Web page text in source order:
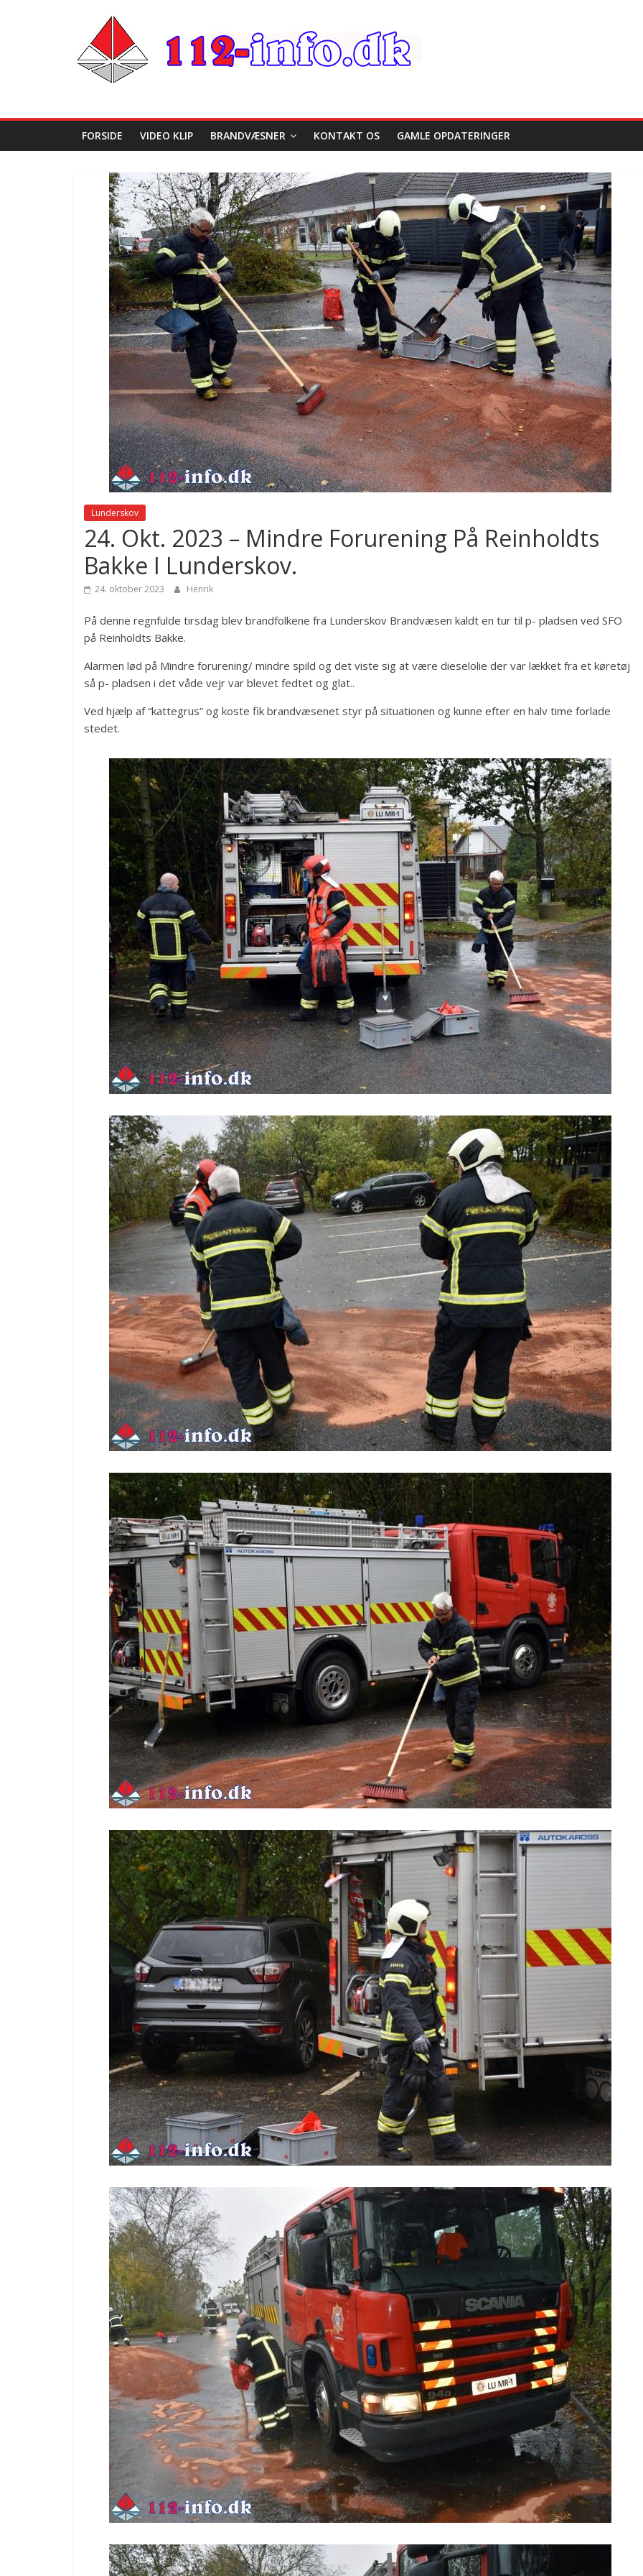
FORSIDE VIDEO KLIP BRANDVÆSNER KONTAKT OS GAMLE OPDATERINGER
Lunderskov
24. Okt. 2023 – Mindre Forurening På Reinholdts
Bakke I Lunderskov.
24. oktober 2023 Henrik
På denne regnfulde tirsdag blev brandfolkene fra Lunderskov Brandvæsen kaldt en tur til p- pladsen ved SFO
på Reinholdts Bakke.
Alarmen lød på Mindre forurening/ mindre spild og det viste sig at være dieselolie der var lækket fra et køretøj
så p- pladsen i det våde vejr var blevet fedtet og glat..
Ved hjælp af “kattegrus” og koste fik brandvæsenet styr på situationen og kunne efter en halv time forlade
stedet.